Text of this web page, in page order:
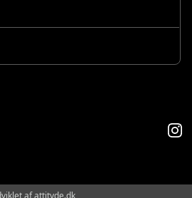
af attityde.dk